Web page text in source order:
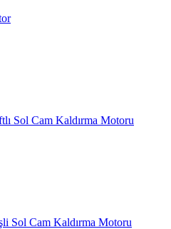
Sol Cam Kaldırma Motoru
Cam Kaldırma Motoru